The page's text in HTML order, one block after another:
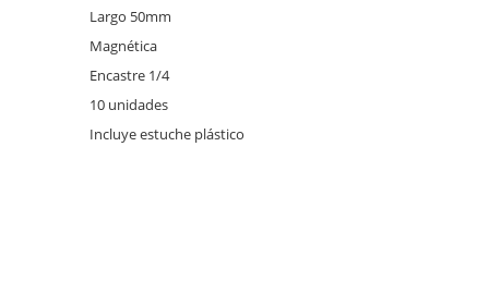
galleryLargo 50mm
Magnética
Encastre 1/4
10 unidades
Incluye estuche plástico